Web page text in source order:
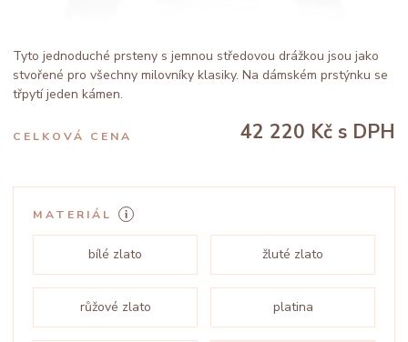
Tyto jednoduché prsteny s jemnou středovou drážkou jsou jako
stvořené pro všechny milovníky klasiky. Na dámském prstýnku se
třpytí jeden kámen.
CELKOVÁ CENA 42 220 Kč s DPH
MATERIÁL
bílé zlato žluté zlato
růžové zlato platina